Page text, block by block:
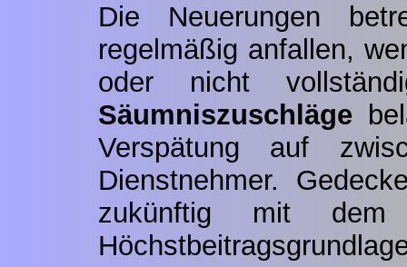
Die Neuerungen
regelmäßig anfallen,
oder nicht
Säumniszuschläge
Verspätung auf
Dienstnehmer.
zukünftig mit dem